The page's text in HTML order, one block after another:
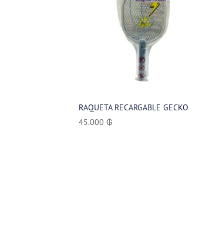
RAQUETA RECARGABLE GECKO
45.000₲